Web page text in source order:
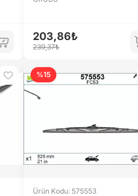
203,86₺
239,37₺
%15
Ürün Kodu: 575553